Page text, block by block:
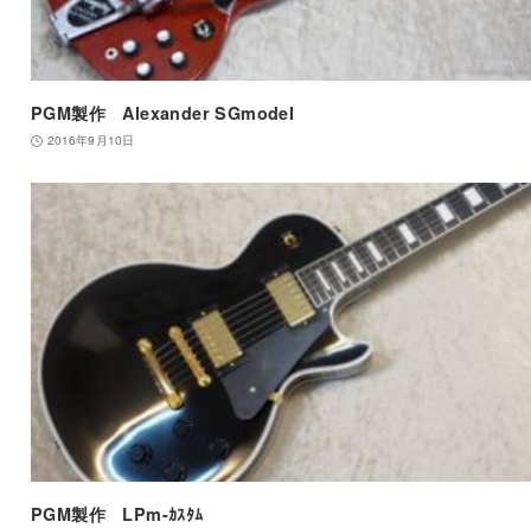
PGM製作 Alexander SGmodel
2016年9月10日
PGM製作 LPm-ｶｽﾀﾑ